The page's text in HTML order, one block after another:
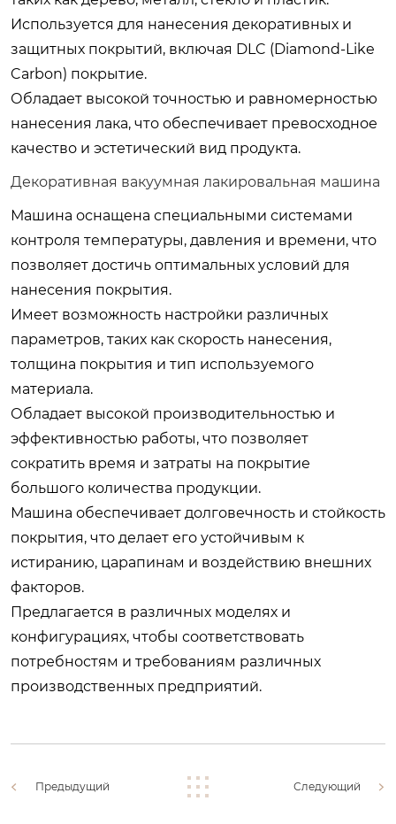
Используется для нанесения декоративных и
защитных покрытий, включая DLC (Diamond-Like
Carbon) покрытие.
Обладает высокой точностью и равномерностью
нанесения лака, что обеспечивает превосходное
качество и эстетический вид продукта.
Декоративная вакуумная лакировальная машина
Машина оснащена специальными системами
контроля температуры, давления и времени, что
позволяет достичь оптимальных условий для
нанесения покрытия.
Имеет возможность настройки различных
параметров, таких как скорость нанесения,
толщина покрытия и тип используемого
материала.
Обладает высокой производительностью и
эффективностью работы, что позволяет
сократить время и затраты на покрытие
большого количества продукции.
Машина обеспечивает долговечность и стойкость
покрытия, что делает его устойчивым к
истиранию, царапинам и воздействию внешних
факторов.
Предлагается в различных моделях и
конфигурациях, чтобы соответствовать
потребностям и требованиям различных
производственных предприятий.
Предыдущий Следующий